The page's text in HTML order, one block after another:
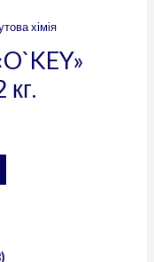
хімія